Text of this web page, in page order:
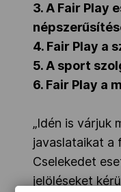
3. A Fair Play
4. Fair Play a
5. A sport
6. Fair Play a
„Idén is várjuk
javaslataikat a
Cselekedet
jelöléseket